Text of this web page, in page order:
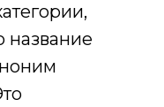
название